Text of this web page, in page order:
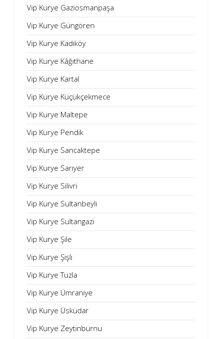
Vip Kurye Gaziosmanpaşa
Vip Kurye Güngören
Vip Kurye Kadıköy
Vip Kurye Kâğıthane
Vip Kurye Kartal
Vip Kurye Küçükçekmece
Vip Kurye Maltepe
Vip Kurye Pendik
Vip Kurye Sancaktepe
Vip Kurye Sarıyer
Vip Kurye Silivri
Vip Kurye Sultanbeyli
Vip Kurye Sultangazi
Vip Kurye Şile
Vip Kurye Şişli
Vip Kurye Tuzla
Vip Kurye Ümraniye
Vip Kurye Üsküdar
Vip Kurye Zeytinburnu